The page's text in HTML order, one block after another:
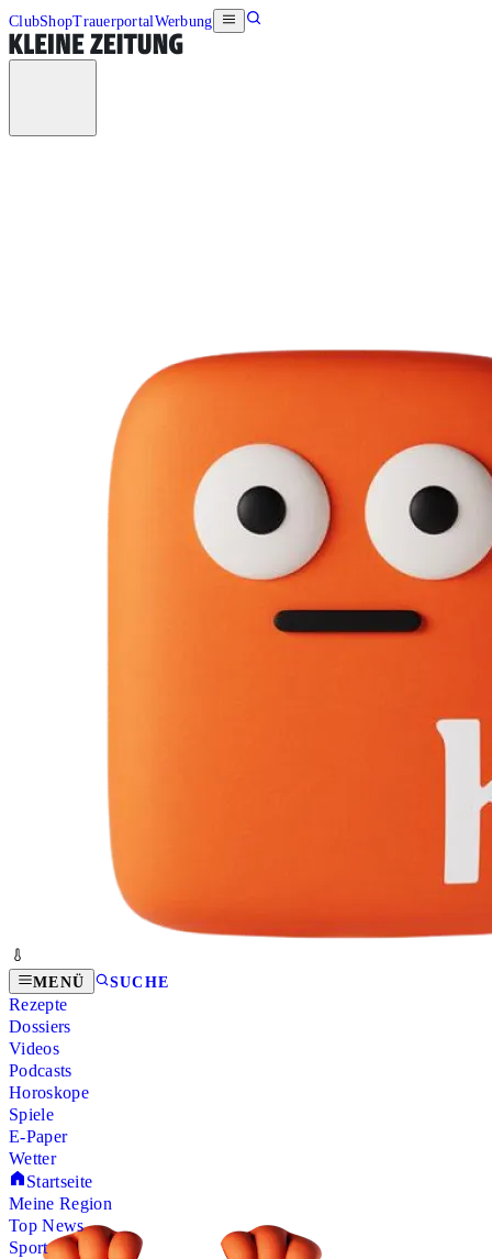
ClubShopTrauerportalWerbung
MENÜ SUCHE
Rezepte
Dossiers
Videos
Podcasts
Horoskope
Spiele
E-Paper
Wetter
Startseite
Meine Region
Top News
Sport